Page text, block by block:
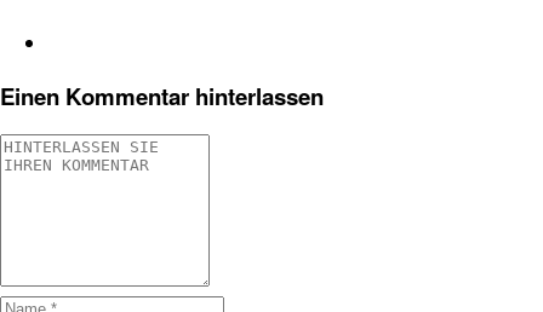
Einen Kommentar hinterlassen